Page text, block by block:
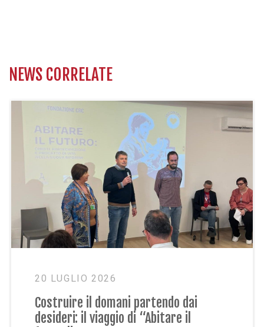
NEWS CORRELATE
23 GIUGNO 2026
Condivisione, gioco e futuro: il
Siblings Day al Centro Paideia